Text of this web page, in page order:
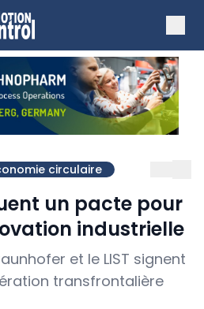
circulaire
un pacte pour
industrielle
et le LIST signent
transfrontalière